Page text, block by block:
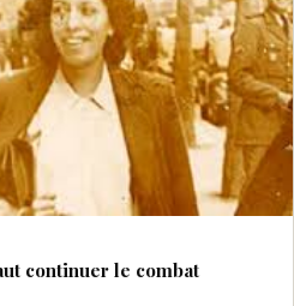
continuer le combat